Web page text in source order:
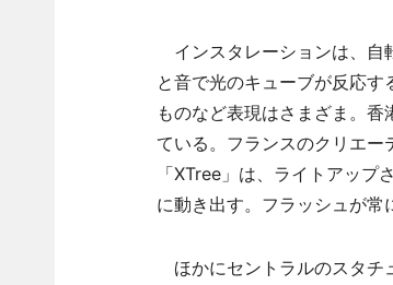
インスタレーションは、自
と音で光のキューブが反応
ものなど表現はさまざま。
ている。フランスのクリエ
「XTree」は、ライトアッ
に動き出す。フラッシュが常
ほかにセントラルのスタチ